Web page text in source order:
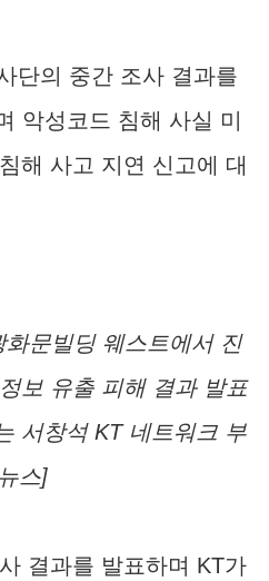
단의 중간 조사 결과를
악성코드 침해 사실 미
해 사고 지연 신고에 대
문빌딩 웨스트에서 진
보 유출 피해 결과 발표
서창석 KT 네트워크 부
스]
결과를 발표하며 KT가